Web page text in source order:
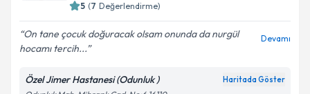
5 (7 Değerlendirme)
On tane çocuk doğuracak olsam onunda da nurgül
hocamı tercih...
Devamı
Özel Jimer Hastanesi (Odunluk ) Haritada Göster